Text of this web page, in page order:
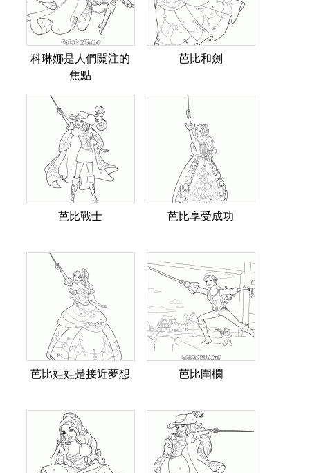
科琳娜是人們關注的
焦點
芭比和劍
芭比戰士 芭比享受成功
芭比娃娃是接近夢想 芭比圍欄